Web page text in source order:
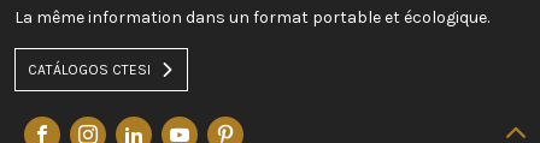
La même information dans un format portable et écologique.
CATÁLOGOS CTESI